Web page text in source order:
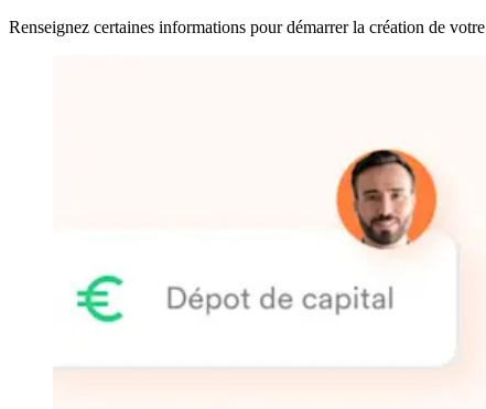
Renseignez certaines informations pour démarrer la création de votre